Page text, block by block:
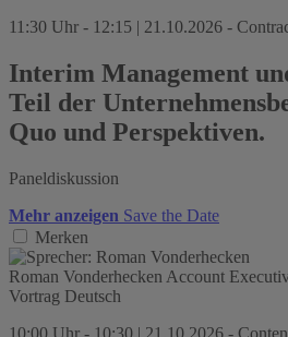
11:30 Uhr - 12:15 | 21.10.2026 -
Interim Management
Teil der
Quo und Perspektiven.
Paneldiskussion
Mehr anzeigen Save the Date
Merken
Roman Vonderhecken Account
Vortrag Deutsch
10:00 Uhr - 10:30 | 21.10.2026 -